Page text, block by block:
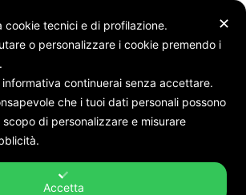
✕
cookie tecnici e di profilazione.
o personalizzare i cookie premendo i
continuerai senza accettare.
che i tuoi dati personali possono
di personalizzare e misurare
Accetta